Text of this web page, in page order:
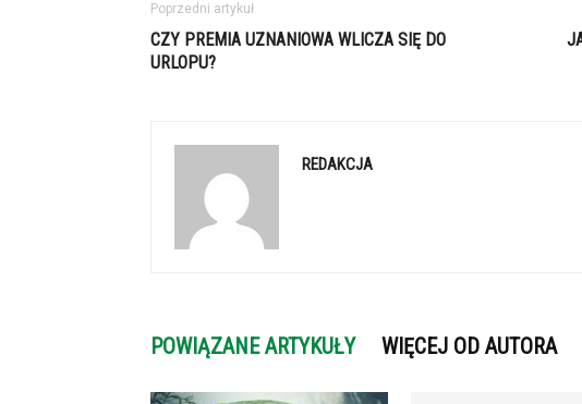
Poprzedni artykuł
CZY PREMIA UZNANIOWA WLICZA SIĘ DO
URLOPU?
REDAKCJA
POWIĄZANE ARTYKUŁY WIĘCEJ OD AUTORA